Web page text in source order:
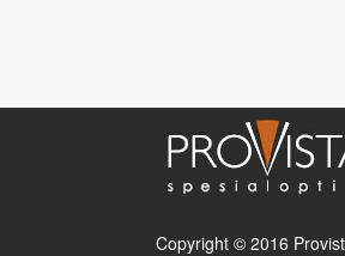
Copyright © 2016